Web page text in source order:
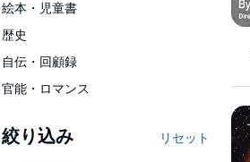
絵本・児童書
歴史
自伝・回顧録
官能・ロマンス
絞り込み リセット